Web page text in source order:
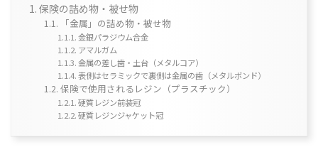
保険の詰め物・被せ物
「金属」の詰め物・被せ物
金銀パラジウム合金
アマルガム
金属の差し歯・土台（メタルコア）
表側はセラミックで裏側は金属の歯（メタルボンド）
保険で使用されるレジン（プラスチック）
硬質レジン前装冠
硬質レジンジャケット冠